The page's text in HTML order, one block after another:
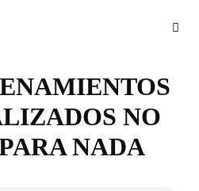
NO
NADA